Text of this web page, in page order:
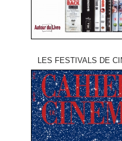
LES FESTIVALS DE